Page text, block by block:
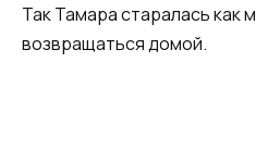
Так Тамара старалась как
возвращаться домой.